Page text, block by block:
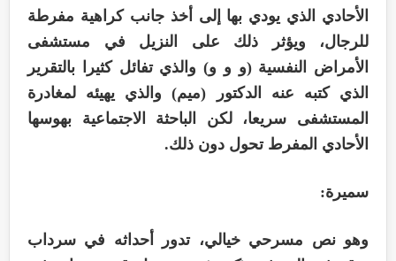
الأحادي الذي يودي بها إلى أخذ جانب كراهية مفرطة
للرجال، ويؤثر ذلك على النزيل في مستشفى
الأمراض النفسية (و و و) والذي تفائل كثيرا بالتقرير
الذي كتبه عنه الدكتور (ميم) والذي يهيئه لمغادرة
المستشفى سريعا، لكن الباحثة الاجتماعية بهوسها
الأحادي المفرط تحول دون ذلك.
سميرة:
وهو نص مسرحي خيالي، تدور أحداثه في سرداب